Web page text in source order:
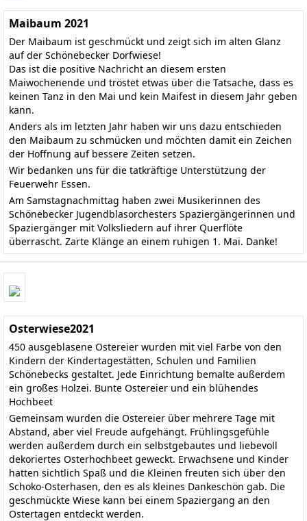
Maibaum 2021
Der Maibaum ist geschmückt und zeigt sich im alten Glanz
auf der Schönebecker Dorfwiese!
Das ist die positive Nachricht an diesem ersten
Maiwochenende und tröstet etwas über die Tatsache, dass es
keinen Tanz in den Mai und kein Maifest in diesem Jahr geben
kann.
Anders als im letzten Jahr haben wir uns dazu entschieden
den Maibaum zu schmücken und möchten damit ein Zeichen
der Hoffnung auf bessere Zeiten setzen.
Wir bedanken uns für die tatkräftige Unterstützung der
Feuerwehr Essen.
Am Samstagnachmittag haben zwei Musikerinnen des
Schönebecker Jugendblasorchesters Spaziergängerinnen und
Spaziergänger mit Volksliedern auf ihrer Querflöte
überrascht. Zarte Klänge an einem ruhigen 1. Mai. Danke!
Osterwiese2021
450 ausgeblasene Ostereier wurden mit viel Farbe von den
Kindern der Kindertagestätten, Schulen und Familien
Schönebecks gestaltet. Jede Einrichtung bemalte außerdem
ein großes Holzei. Bunte Ostereier und ein blühendes
Hochbeet
Gemeinsam wurden die Ostereier über mehrere Tage mit
Abstand, aber viel Freude aufgehängt. Frühlingsgefühle
werden außerdem durch ein selbstgebautes und liebevoll
dekoriertes Osterhochbeet geweckt. Erwachsene und Kinder
hatten sichtlich Spaß und die Kleinen freuten sich über den
Schoko-Osterhasen, den es als kleines Dankeschön gab. Die
geschmückte Wiese kann bei einem Spaziergang an den
Ostertagen entdeckt werden.